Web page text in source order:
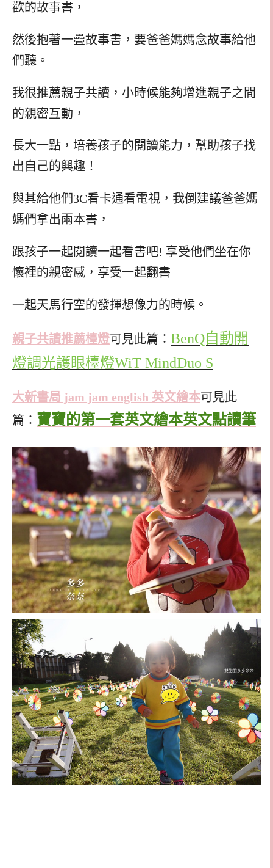
歡的故事書，
然後抱著一疊故事書，要爸爸媽媽念故事給他
們聽。
我很推薦親子共讀，小時候能夠增進親子之間
的親密互動，
長大一點，培養孩子的閱讀能力，幫助孩子找
出自己的興趣！
與其給他們3C看卡通看電視，我倒建議爸爸媽
媽們拿出兩本書，
跟孩子一起閱讀一起看書吧! 享受他們坐在你
懷裡的親密感，享受一起翻書
一起天馬行空的發揮想像力的時候。
親子共讀推薦檯燈可見此篇： BenQ自動開
燈調光護眼檯燈WiT MindDuo S
大新書局 jam jam english 英文繪本可見此
篇： 寶寶的第一套英文繪本英文點讀筆